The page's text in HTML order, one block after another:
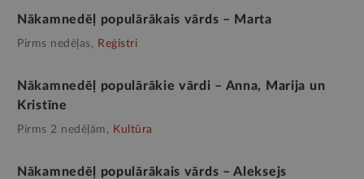
Nākamnedēļ populārākais vārds – Marta
Pirms nedēļas, Reģistri
Nākamnedēļ populārākie vārdi – Anna, Marija un
Kristīne
Pirms 2 nedēļām, Kultūra
Nākamnedēļ populārākais vārds – Aleksejs